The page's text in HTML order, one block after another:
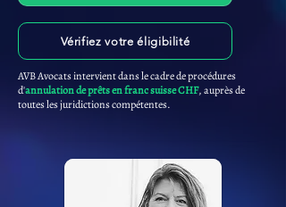
Vérifiez votre éligibilité
AVB Avocats intervient dans le cadre de procédures
d'annulation de prêts en franc suisse CHF, auprès de
toutes les juridictions compétentes.